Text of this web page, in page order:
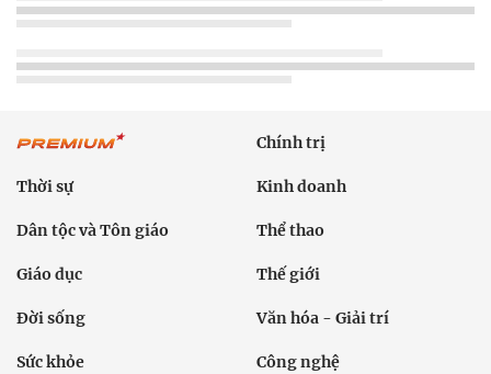
Chính trị
Thời sự Kinh doanh
Dân tộc và Tôn giáo Thể thao
Giáo dục Thế giới
Đời sống Văn hóa - Giải trí
Sức khỏe Công nghệ